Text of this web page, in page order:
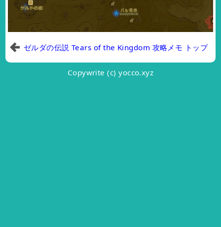
ゼルダの伝説 Tears of the Kingdom 攻略メモ トップ
Copywrite (c) yocco.xyz